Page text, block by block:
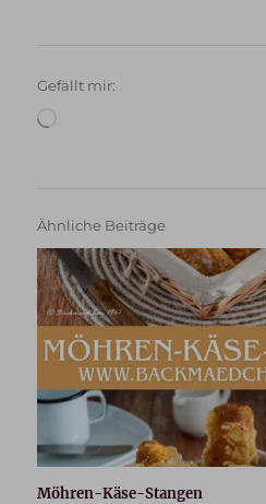
Gefällt mir:
Ähnliche Beiträge
Möhren-Käse-Stangen